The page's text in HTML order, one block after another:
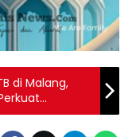
di Malang,